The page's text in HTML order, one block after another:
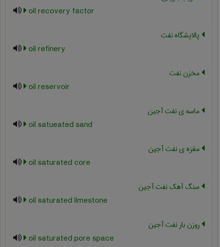
oil recovery factor
پالایشگاه نفت
oil refinery
مخزن نفت
oil reservoir
ماسه ی نفت آجین
oil satueated sand
مغزه ی نفت آجین
oil saturated core
سنگ آهک نفت آجین
oil saturated limestone
روزن بار نفت آجین
oil saturated pore space